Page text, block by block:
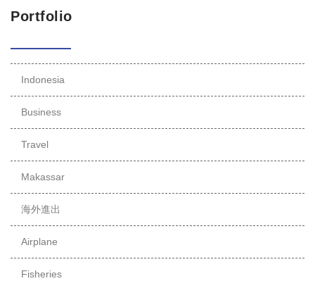
Portfolio
Indonesia
Business
Travel
Makassar
海外進出
Airplane
Fisheries